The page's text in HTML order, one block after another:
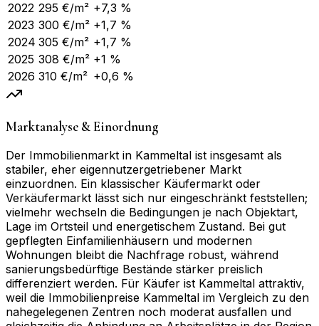
2022 295 €/m² +7,3 %
2023 300 €/m² +1,7 %
2024 305 €/m² +1,7 %
2025 308 €/m² +1 %
2026 310 €/m² +0,6 %
Marktanalyse & Einordnung
Der Immobilienmarkt in Kammeltal ist insgesamt als
stabiler, eher eigennutzergetriebener Markt
einzuordnen. Ein klassischer Käufermarkt oder
Verkäufermarkt lässt sich nur eingeschränkt feststellen;
vielmehr wechseln die Bedingungen je nach Objektart,
Lage im Ortsteil und energetischem Zustand. Bei gut
gepflegten Einfamilienhäusern und modernen
Wohnungen bleibt die Nachfrage robust, während
sanierungsbedürftige Bestände stärker preislich
differenziert werden. Für Käufer ist Kammeltal attraktiv,
weil die Immobilienpreise Kammeltal im Vergleich zu den
nahegelegenen Zentren noch moderat ausfallen und